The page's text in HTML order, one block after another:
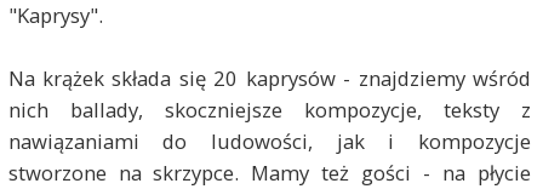
"Kaprysy".
Na krążek składa się 20 kaprysów - znajdziemy wśród
nich ballady, skoczniejsze kompozycje, teksty z
nawiązaniami do ludowości, jak i kompozycje
stworzone na skrzypce. Mamy też gości - na płycie